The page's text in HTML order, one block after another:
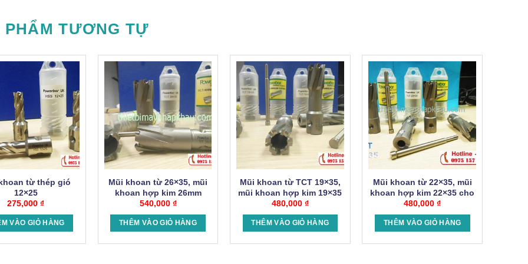
PHẨM TƯƠNG TỰ
từ thép gió
12×25
275,000₫
VÀO GIỎ HÀNG
Mũi khoan từ 26×35, mũi
khoan hợp kim 26mm
khoét sâu 35mm.
540,000 ₫
THÊM VÀO GIỎ HÀNG
Mũi khoan từ TCT 19×35,
mũi khoan hợp kim 19×35
cho máy khoan từ.
480,000 ₫
THÊM VÀO GIỎ HÀNG
Mũi khoan từ 22×35, mũi
khoan hợp kim 22×35 cho
máy khoan từ.
480,000₫
THÊM VÀO GIỎ HÀNG